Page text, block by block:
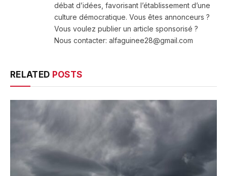
débat d’idées, favorisant l’établissement d’une
culture démocratique. Vous êtes annonceurs ?
Vous voulez publier un article sponsorisé ?
Nous contacter: alfaguinee28@gmail.com
RELATED POSTS